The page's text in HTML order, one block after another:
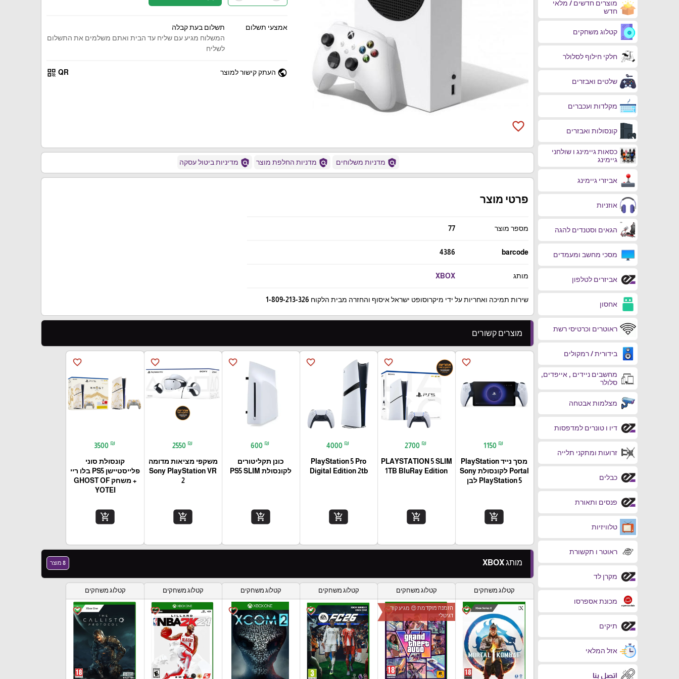
מוצרים חדשים / מלאי
חדש
קטלוג משחקים
חלקי חילוף לסלולר
שלטים ואבזרים
מקלדות ועכברים
קונסולות ואבזרים
כסאות גיימינג ו שולחני
גיימינג
אביזרי גיימינג
אוזניות
הגאים וסטנדים להגה
מסכי מחשב ומעמדים
אביזרים לטלפון
אחסון
ראוטרים וכרטיסי רשת
בידורית / רמקולים
מחשבים ניידים , אייפדים,
סלולר
מצלמות אבטחה
דיו ו טונרים למדפסות
זרועות ומתקני תלייה
כבלים
פנסים ותאורת
טלוויזיות
ראוטר ו תקשורת
מקרן לד
מכונת אספרסו
תיקים
אזל המלאי
اتصل بنا
favorite_border
אמצעי תשלום
תשלום בעת קבלה
המשלוח מגיע עם שליח עד הבית ואתם משלמים את התשלום
לשליח
public העתק קישור למוצר QR
qr_code
policy מדניות משלוחים policy מדניות החלפת מוצר policy מדיניות ביטול עסקה
פרטי מוצר
מספר מוצר 77
barcode
4386
מותג XBOX
שירות תמיכה ואחריות על ידי מיקרוסופט ישראל איסוף והחזרה מבית הלקוח 1-809-213-326
מוצרים קשורים
favorite_border
1150 ₪
מסך נייד PlayStation
Portal‎ לקונסולת Sony
PlayStation 5 לבן
add_shopping_cart
favorite_border
2700 ₪
PLAYSTATION 5 SLIM
1TB BluRay Edition
add_shopping_cart
favorite_border
4000 ₪
PlayStation 5 Pro
Digital Edition 2tb
add_shopping_cart
favorite_border
600 ₪
כונן תקליטורים
לקונסולת PS5 SLIM
add_shopping_cart
favorite_border
2550 ₪
משקפי מציאות מדומה
Sony PlayStation VR
2
add_shopping_cart
favorite_border
3500 ₪
קונסולת סוני
פלייסטיישן PS5 בלו ריי
+ משחק GHOST OF
YOTEI
add_shopping_cart
מותג XBOX 8 מוצר
קטלוג משחקים
favorite_border
קטלוג משחקים
favorite_borderהזמנה מוקדמת 😍 מגיע קוד
דגיטלי
קטלוג משחקים
favorite_border
קטלוג משחקים
favorite_border
קטלוג משחקים
favorite_border
קטלוג משחקים
favorite_border